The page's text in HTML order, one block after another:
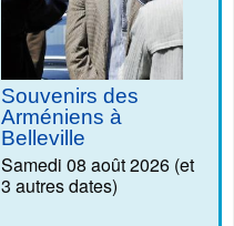
Souvenirs des
Arméniens à
Belleville
Samedi 08 août 2026 (et
3 autres dates)